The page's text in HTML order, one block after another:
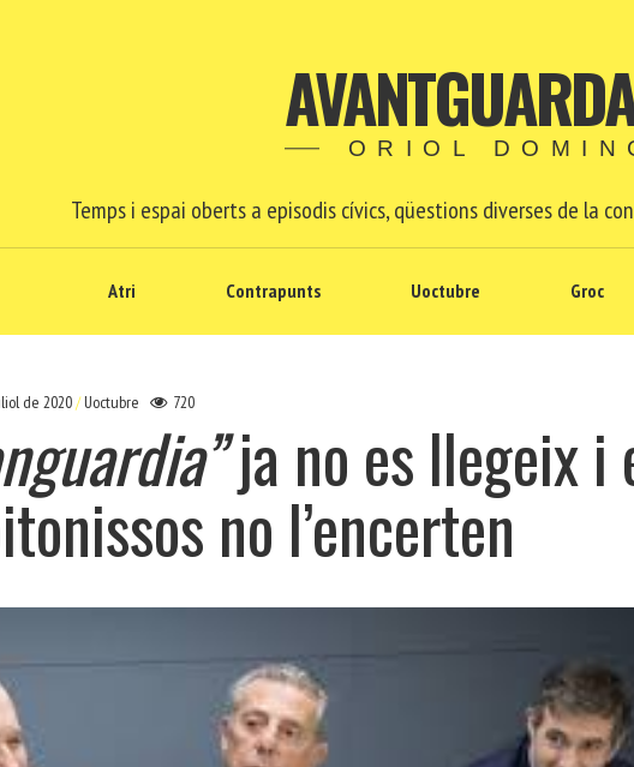
ORIOL
Temps i espai oberts a episodis cívics, qüestions diverses de la
Atri Contrapunts Uoctubre Groc
de 2020 Uoctubre 720
ja no es llegeix i
no l’encerten